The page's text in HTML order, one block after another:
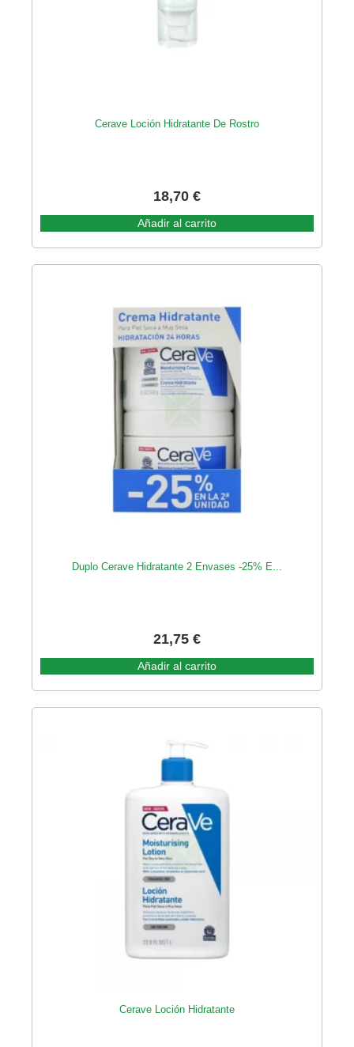
Cerave Loción Hidratante De Rostro
18,70 €
Añadir al carrito
Duplo Cerave Hidratante 2 Envases -25% E...
21,75 €
Añadir al carrito
Cerave Loción Hidratante